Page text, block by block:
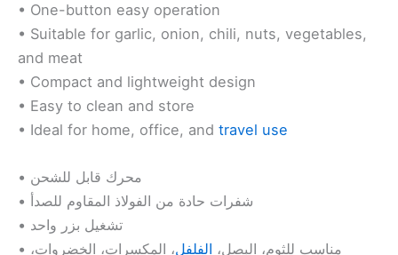
• One-button easy operation
• Suitable for garlic, onion, chili, nuts, vegetables,
and meat
• Compact and lightweight design
• Easy to clean and store
• Ideal for home, office, and travel use
• محرك قابل للشحن
• شفرات حادة من الفولاذ المقاوم للصدأ
• تشغيل بزر واحد
• مناسب للثوم، البصل، الفلفل، المكسرات، الخضروات،